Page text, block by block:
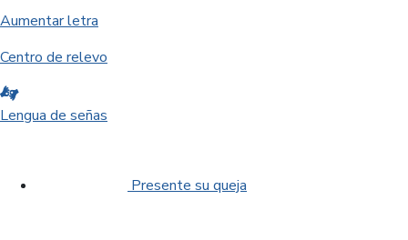
Aumentar letra
Centro de relevo
Lengua de señas
Presente su queja